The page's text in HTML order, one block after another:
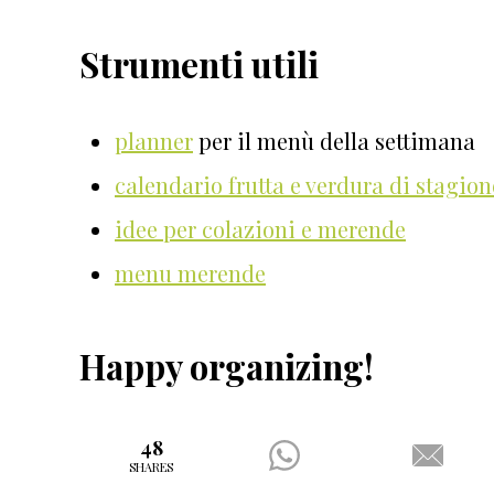
Strumenti utili
plannerper il menù della settimana
calendario frutta e verdura di
idee per colazioni e merende
menu merende
Happy organizing!
48
SHARES